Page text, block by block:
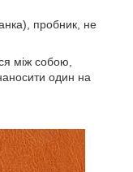
пробник, не
між собою,
один на